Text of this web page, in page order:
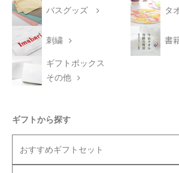
バスグッズ タ
刺繍 書
ギフトボックス
その他
ギフトから探す
おすすめギフトセット